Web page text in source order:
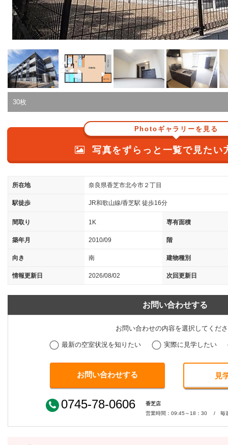
30枚
Photoギャラリーを見る
写真をずらっと一覧で見たい
所在地 奈良県香芝市北今市２丁目
駅徒歩 JR和歌山線/香芝駅 徒歩16分
間取り 1K 専有面積
築年月 2010/09 階
向き 南 建物種別
情報更新日 2026/08/02 次回更新日
お問い合わせする
お問い合わせの内容を選択してくだ
最新の空室状況を知りたい 実際に見学したい
見
0745-78-0606
香芝店
営業時間：09:45～18：30 / 毎